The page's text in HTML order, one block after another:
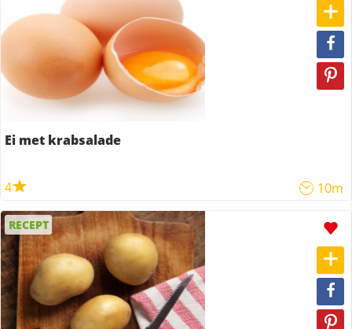
Ei met krabsalade
4 10m
RECEPT